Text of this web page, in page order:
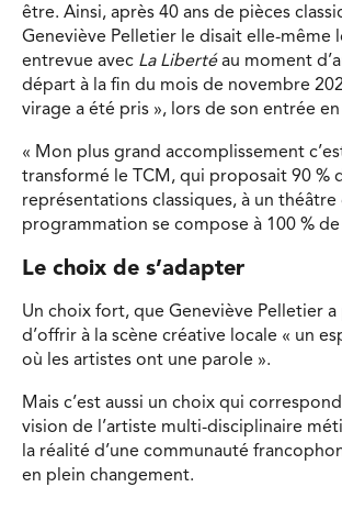
être. Ainsi, après 40 ans de pièces
Geneviève Pelletier le disait elle-même
entrevue avec La Libertéau moment
départ à la fin du mois de novembre
virage a été pris », lors de son entrée
« Mon plus grand accomplissement
transformé le TCM, qui proposait 90 %
représentations classiques, à un
programmation se compose à 100 %
Le choix de s’adapter
Un choix fort, que Geneviève Pelletier
d’offrir à la scène créative locale « un
où les artistes ont une parole ».
Mais c’est aussi un choix qui
vision de l’artiste multi-disciplinaire
la réalité d’une communauté
en plein changement.